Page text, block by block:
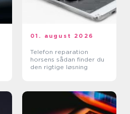
01. august 2026
Telefon reparation
horsens sådan finder du
den rigtige løsning